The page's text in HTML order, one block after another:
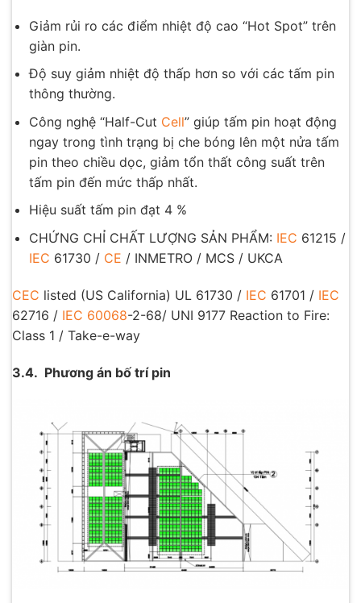
Giảm rủi ro các điểm nhiệt độ cao “Hot Spot” trên
giàn pin.
Độ suy giảm nhiệt độ thấp hơn so với các tấm pin
thông thường.
Công nghệ “Half-Cut Cell” giúp tấm pin hoạt động
ngay trong tình trạng bị che bóng lên một nửa tấm
pin theo chiều dọc, giảm tổn thất công suất trên
tấm pin đến mức thấp nhất.
Hiệu suất tấm pin đạt 4 %
CHỨNG CHỈ CHẤT LƯỢNG SẢN PHẨM: IEC 61215 /
IEC 61730 / CE / INMETRO / MCS / UKCA
CEC listed (US California) UL 61730 / IEC 61701 / IEC
62716 / IEC 60068-2-68/ UNI 9177 Reaction to Fire:
Class 1 / Take-e-way
3.4. Phương án bố trí pin